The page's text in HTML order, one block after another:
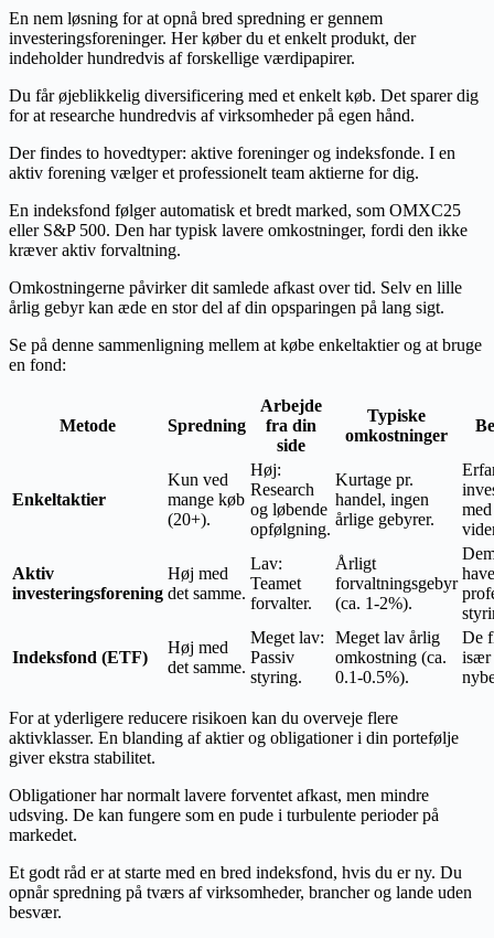
En nem løsning for at opnå bred spredning er gennem
investeringsforeninger. Her køber du et enkelt produkt, der
indeholder hundredvis af forskellige værdipapirer.
Du får øjeblikkelig diversificering med et enkelt køb. Det sparer dig
for at researche hundredvis af virksomheder på egen hånd.
Der findes to hovedtyper: aktive foreninger og indeksfonde. I en
aktiv forening vælger et professionelt team aktierne for dig.
En indeksfond følger automatisk et bredt marked, som OMXC25
eller S&P 500. Den har typisk lavere omkostninger, fordi den ikke
kræver aktiv forvaltning.
Omkostningerne påvirker dit samlede afkast over tid. Selv en lille
årlig gebyr kan æde en stor del af din opsparingen på lang sigt.
Se på denne sammenligning mellem at købe enkeltaktier og at bruge
en fond:
Metode Spredning
Arbejde
fra din
side
Typiske
omkostninger
Enkeltaktier
Kun ved
mange køb
(20+).
Høj:
Research
og løbende
opfølgning.
Kurtage pr.
handel, ingen
årlige gebyrer.
Aktiv
investeringsforening
Høj med
det samme.
Lav:
Teamet
forvalter.
Årligt
forvaltningsgebyr
(ca. 1-2%).
have
Indeksfond (ETF)
Høj med
det samme.
Meget lav:
Passiv
styring.
Meget lav årlig
omkostning (ca.
0.1-0.5%).
De
især
For at yderligere reducere risikoen kan du overveje flere
aktivklasser. En blanding af aktier og obligationer i din portefølje
giver ekstra stabilitet.
Obligationer har normalt lavere forventet afkast, men mindre
udsving. De kan fungere som en pude i turbulente perioder på
markedet.
Et godt råd er at starte med en bred indeksfond, hvis du er ny. Du
opnår spredning på tværs af virksomheder, brancher og lande uden
besvær.